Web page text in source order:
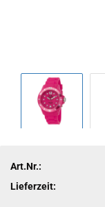
Art.Nr.:
Lieferzeit: